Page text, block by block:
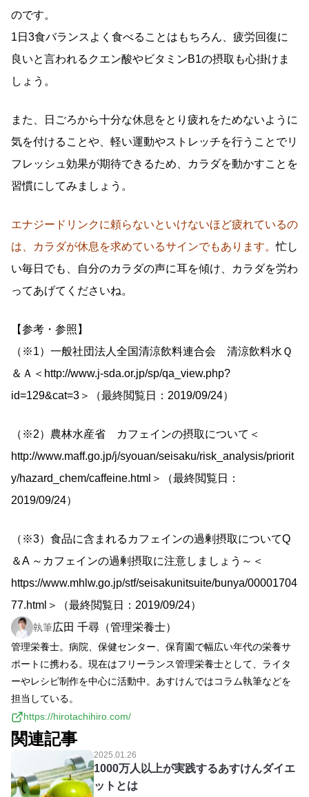
のです。
1日3食バランスよく食べることはもちろん、疲労回復に
良いと言われるクエン酸やビタミンB1の摂取も心掛けま
しょう。
また、日ごろから十分な休息をとり疲れをためないように
気を付けることや、軽い運動やストレッチを行うことでリ
フレッシュ効果が期待できるため、カラダを動かすことを
習慣にしてみましょう。
エナジードリンクに頼らないといけないほど疲れているの
は、カラダが休息を求めているサインでもあります。忙し
い毎日でも、自分のカラダの声に耳を傾け、カラダを労わ
ってあげてくださいね。
【参考・参照】
（※1）一般社団法人全国清涼飲料連合会 清涼飲料水Ｑ
＆Ａ＜http://www.j-sda.or.jp/sp/qa_view.php?
id=129&cat=3＞（最終閲覧日：2019/09/24）
（※2）農林水産省 カフェインの摂取について＜
http://www.maff.go.jp/j/syouan/seisaku/risk_analysis/priorit
y/hazard_chem/caffeine.html＞（最終閲覧日：
2019/09/24）
（※3）食品に含まれるカフェインの過剰摂取についてQ
＆A ～カフェインの過剰摂取に注意しましょう～＜
https://www.mhlw.go.jp/stf/seisakunitsuite/bunya/00001704
77.html＞（最終閲覧日：2019/09/24）
執筆広田 千尋（管理栄養士）
管理栄養士。病院、保健センター、保育園で幅広い年代の栄養サ
ポートに携わる。現在はフリーランス管理栄養士として、ライタ
ーやレシピ制作を中心に活動中。あすけんではコラム執筆などを
担当している。
https://hirotachihiro.com/
関連記事
2025.01.26
1000万人以上が実践するあすけんダイエ
ットとは